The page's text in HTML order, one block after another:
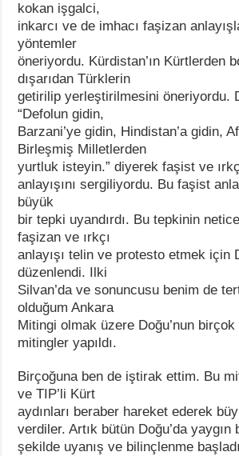
kokan işgalci,
inkarcı ve de imhacı faşizan
yöntemler
öneriyordu. Kürdistan’ın Kürtlerden
dışarıdan Türklerin
getirilip yerleştirilmesini öneriyordu.
“Defolun gidin,
Barzani’ye gidin, Hindistan’a gidin,
Birleşmiş Milletlerden
yurtluk isteyin.” diyerek faşist ve
anlayışını sergiliyordu. Bu faşist
büyük
bir tepki uyandırdı. Bu tepkinin
faşizan ve ırkçı
anlayışı telin ve protesto etmek için
düzenlendi. Ilki
Silvan’da ve sonuncusu benim de
olduğum Ankara
Mitingi olmak üzere Doğu’nun
mitingler yapıldı.
Birçoğuna ben de iştirak ettim. Bu
ve TIP’li Kürt
aydınları beraber hareket ederek
verdiler. Artık bütün Doğu’da yaygın
şekilde uyanış ve bilinçlenme